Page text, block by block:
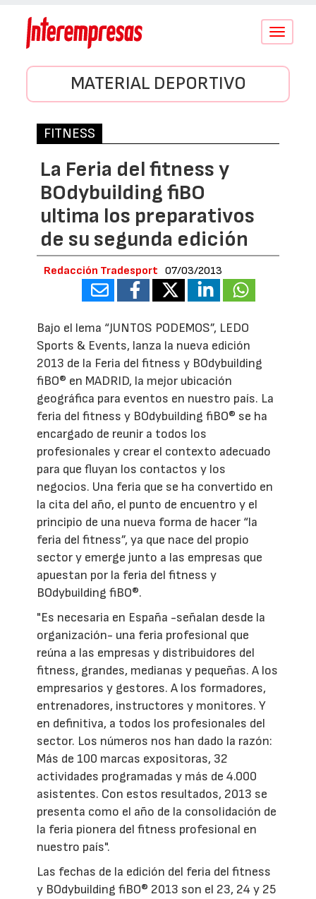
Conmutar
MATERIAL DEPORTIVO
FITNESS
La Feria del fitness y
BOdybuilding fiBO
ultima los preparativos
de su segunda edición
Redacción Tradesport 07/03/2013
Bajo el lema “JUNTOS PODEMOS”, LEDO
Sports & Events, lanza la nueva edición
2013 de la Feria del fitness y BOdybuilding
fiBO® en MADRID, la mejor ubicación
geográfica para eventos en nuestro país. La
feria del fitness y BOdybuilding fiBO® se ha
encargado de reunir a todos los
profesionales y crear el contexto adecuado
para que fluyan los contactos y los
negocios. Una feria que se ha convertido en
la cita del año, el punto de encuentro y el
principio de una nueva forma de hacer “la
feria del fitness”, ya que nace del propio
sector y emerge junto a las empresas que
apuestan por la feria del fitness y
BOdybuilding fiBO®.
"Es necesaria en España -señalan desde la
organización- una feria profesional que
reúna a las empresas y distribuidores del
fitness, grandes, medianas y pequeñas. A los
empresarios y gestores. A los formadores,
entrenadores, instructores y monitores. Y
en definitiva, a todos los profesionales del
sector. Los números nos han dado la razón:
Más de 100 marcas expositoras, 32
actividades programadas y más de 4.000
asistentes. Con estos resultados, 2013 se
presenta como el año de la consolidación de
la feria pionera del fitness profesional en
nuestro país".
Las fechas de la edición del feria del fitness
y BOdybuilding fiBO® 2013 son el 23, 24 y 25